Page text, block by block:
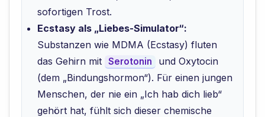
sofortigen Trost.
Ecstasy als „Liebes-Simulator“:
Substanzen wie MDMA (Ecstasy) fluten
das Gehirn mit Serotonin
und Oxytocin
(dem „Bindungshormon“). Für einen jungen
Menschen, der nie ein „Ich hab dich lieb“
gehört hat, fühlt sich dieser chemische